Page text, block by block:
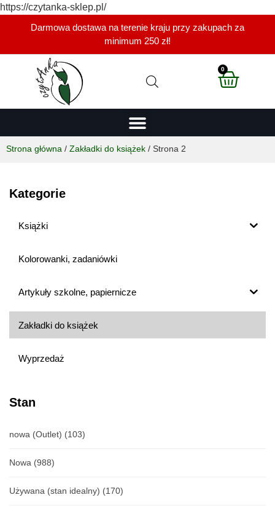
https://czytanka-sklep.pl/
Darmowa dostawa na terenie kraju przy zakupach za
minimum 250 zł!
0
Strona główna / Zakładki do książek / Strona 2
Kategorie
Książki
Kolorowanki, zadaniówki
Artykuły szkolne, papiernicze
Zakładki do książek
Wyprzedaż
Stan
nowa (Outlet) (103)
Nowa (988)
Używana (stan idealny) (170)